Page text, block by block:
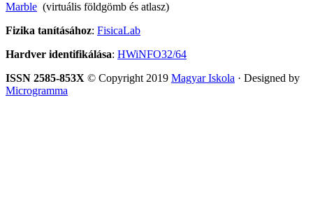
Marble (virtuális földgömb és atlasz)
Fizika tanításához: FisicaLab
Hardver identifikálása: HWiNFO32/64
ISSN 2585-853X © Copyright 2019 Magyar Iskola · Designed by
Microgramma